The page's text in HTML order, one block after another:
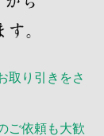
取り引きをさ
ご依頼も大歓